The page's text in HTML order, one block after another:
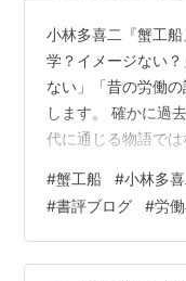
小林多喜二『蟹工
学？イメージない
ない」「昔の労働
します。 確かに過
代に通じる物語で
にそうでしょうか
実は現代に通じる
がっていたり、資
キの話もあったり
#蟹工船 #小林多
#書評ブログ #労